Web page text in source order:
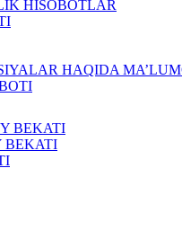
HISOBOTLAR
HAQIDA
BEKATI
BEKATI